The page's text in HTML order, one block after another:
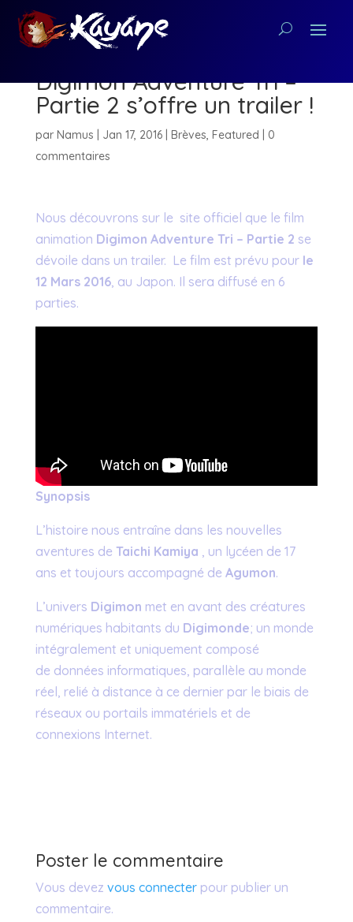
Le film animation
Digimon Adventure Tri –
Partie 2 s’offre un trailer !
par Namus Jan 17, 2016| Brèves, Featured
0
commentaires
Nous découvrons sur le site officiel que le film
animation Digimon Adventure Tri – Partie 2 se
dévoile dans un trailer. Le film est prévu pour le
12 Mars 2016, au Japon. Il sera diffusé en 6
parties.
Synopsis
L’histoire nous entraîne dans les nouvelles
aventures de Taichi Kamiya , un lycéen de 17
ans et toujours accompagné de Agumon.
L’univers Digimon met en avant des créatures
numériques habitants du Digimonde; un monde
intégralement et uniquement composé
de données informatiques, parallèle au monde
réel, relié à distance à ce dernier par le biais de
réseaux ou portails immatériels et de
connexions Internet.
Poster le commentaire
Vous devez vous connecterpour publier un
commentaire.